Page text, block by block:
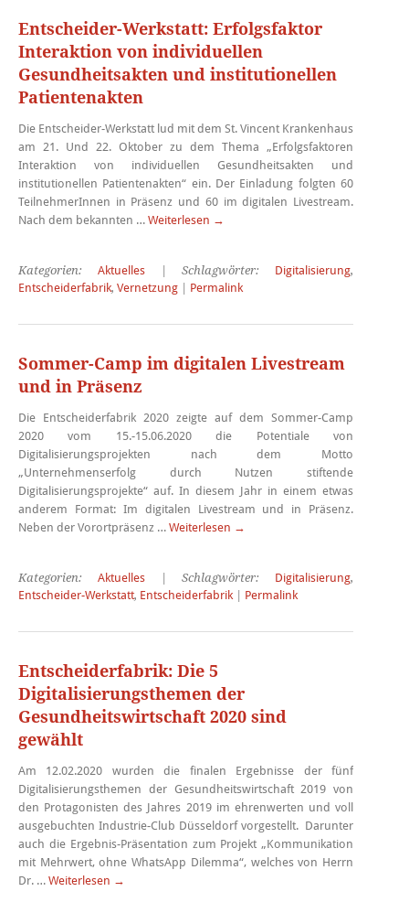
Entscheider-Werkstatt: Erfolgsfaktor
Interaktion von individuellen
Gesundheitsakten und institutionellen
Patientenakten
Die Entscheider-Werkstatt lud mit dem St. Vincent Krankenhaus
am 21. Und 22. Oktober zu dem Thema „Erfolgsfaktoren
Interaktion von individuellen Gesundheitsakten und
institutionellen Patientenakten“ ein. Der Einladung folgten 60
TeilnehmerInnen in Präsenz und 60 im digitalen Livestream.
Nach dem bekannten … Weiterlesen →
Kategorien: Aktuelles| Schlagwörter: Digitalisierung,
Entscheiderfabrik, Vernetzung | Permalink
Sommer-Camp im digitalen Livestream
und in Präsenz
Die Entscheiderfabrik 2020 zeigte auf dem Sommer-Camp
2020 vom 15.-15.06.2020 die Potentiale von
Digitalisierungsprojekten nach dem Motto
„Unternehmenserfolg durch Nutzen stiftende
Digitalisierungsprojekte“ auf. In diesem Jahr in einem etwas
anderem Format: Im digitalen Livestream und in Präsenz.
Neben der Vorortpräsenz … Weiterlesen →
Kategorien: Aktuelles| Schlagwörter: Digitalisierung,
Entscheider-Werkstatt, Entscheiderfabrik | Permalink
Entscheiderfabrik: Die 5
Digitalisierungsthemen der
Gesundheitswirtschaft 2020 sind
gewählt
Am 12.02.2020 wurden die finalen Ergebnisse der fünf
Digitalisierungsthemen der Gesundheitswirtschaft 2019 von
den Protagonisten des Jahres 2019 im ehrenwerten und voll
ausgebuchten Industrie-Club Düsseldorf vorgestellt. Darunter
auch die Ergebnis-Präsentation zum Projekt „Kommunikation
mit Mehrwert, ohne WhatsApp Dilemma“, welches von Herrn
Dr. … Weiterlesen →